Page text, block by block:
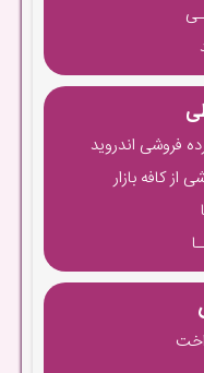
فروشی اندروید
از کافه بازار